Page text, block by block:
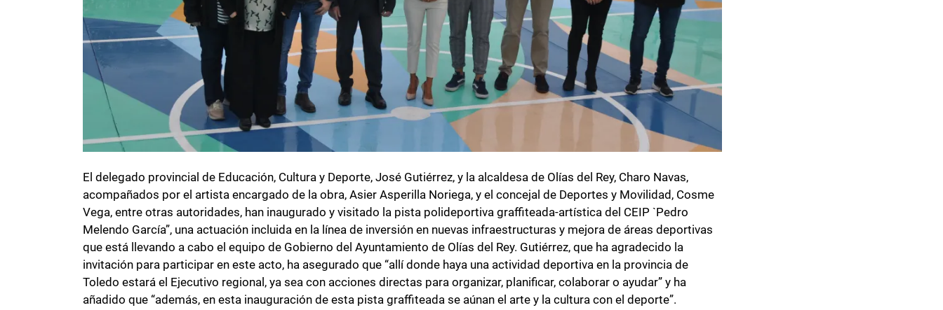
El delegado provincial de Educación, Cultura y Deporte, José Gutiérrez, y la alcaldesa de Olías del Rey, Charo Navas,
acompañados por el artista encargado de la obra, Asier Asperilla Noriega, y el concejal de Deportes y Movilidad, Cosme
Vega, entre otras autoridades, han inaugurado y visitado la pista polideportiva graffiteada-artística del CEIP `Pedro
Melendo García”, una actuación incluida en la línea de inversión en nuevas infraestructuras y mejora de áreas deportivas
que está llevando a cabo el equipo de Gobierno del Ayuntamiento de Olías del Rey. Gutiérrez, que ha agradecido la
invitación para participar en este acto, ha asegurado que “allí donde haya una actividad deportiva en la provincia de
Toledo estará el Ejecutivo regional, ya sea con acciones directas para organizar, planificar, colaborar o ayudar” y ha
añadido que “además, en esta inauguración de esta pista graffiteada se aúnan el arte y la cultura con el deporte”.